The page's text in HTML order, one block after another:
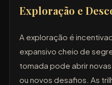
Exploração e
A exploração é
expansivo cheio de
tomada pode abrir
ou novos desafios. As